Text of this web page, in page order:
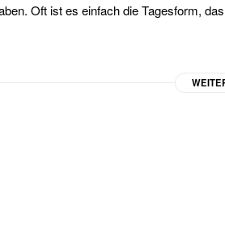
Oft ist es einfach die Tagesform,